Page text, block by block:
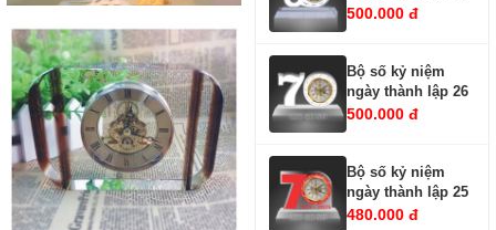
500.000 đ
Bộ số kỷ niệm
ngày thành lập 26
500.000 đ
Bộ số kỷ niệm
ngày thành lập 25
480.000 đ